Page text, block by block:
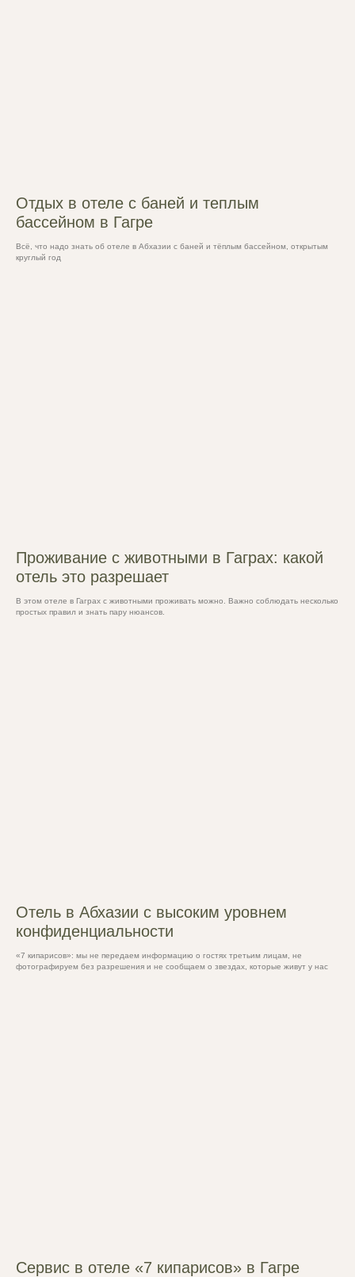
Отдых в отеле с баней и теплым
бассейном в Гагре
Всё, что надо знать об отеле в Абхазии с баней и тёплым бассейном, открытым
круглый год
Проживание с животными в Гаграх: какой
отель это разрешает
В этом отеле в Гаграх с животными проживать можно. Важно соблюдать несколько
простых правил и знать пару нюансов.
Отель в Абхазии с высоким уровнем
конфиденциальности
«7 кипарисов»: мы не передаем информацию о гостях третьим лицам, не
фотографируем без разрешения и не сообщаем о звездах, которые живут у нас
Сервис в отеле «7 кипарисов» в Гагре